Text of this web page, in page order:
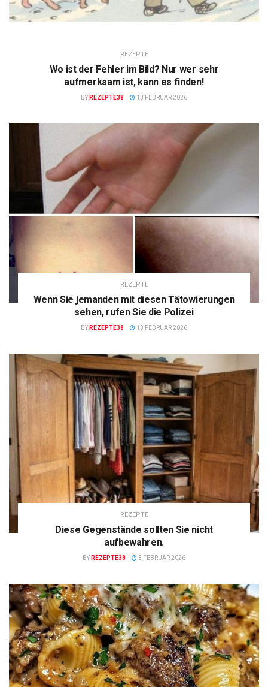
REZEPTE
Wo ist der Fehler im Bild? Nur wer sehr
aufmerksam ist, kann es finden!
BY REZEPTE38 13 FEBRUAR 2026
REZEPTE
Wenn Sie jemanden mit diesen Tätowierungen
sehen, rufen Sie die Polizei
BY REZEPTE38 13 FEBRUAR 2026
REZEPTE
Diese Gegenstände sollten Sie nicht
aufbewahren.
BY REZEPTE38 3 FEBRUAR 2026